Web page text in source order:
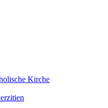
Kirche